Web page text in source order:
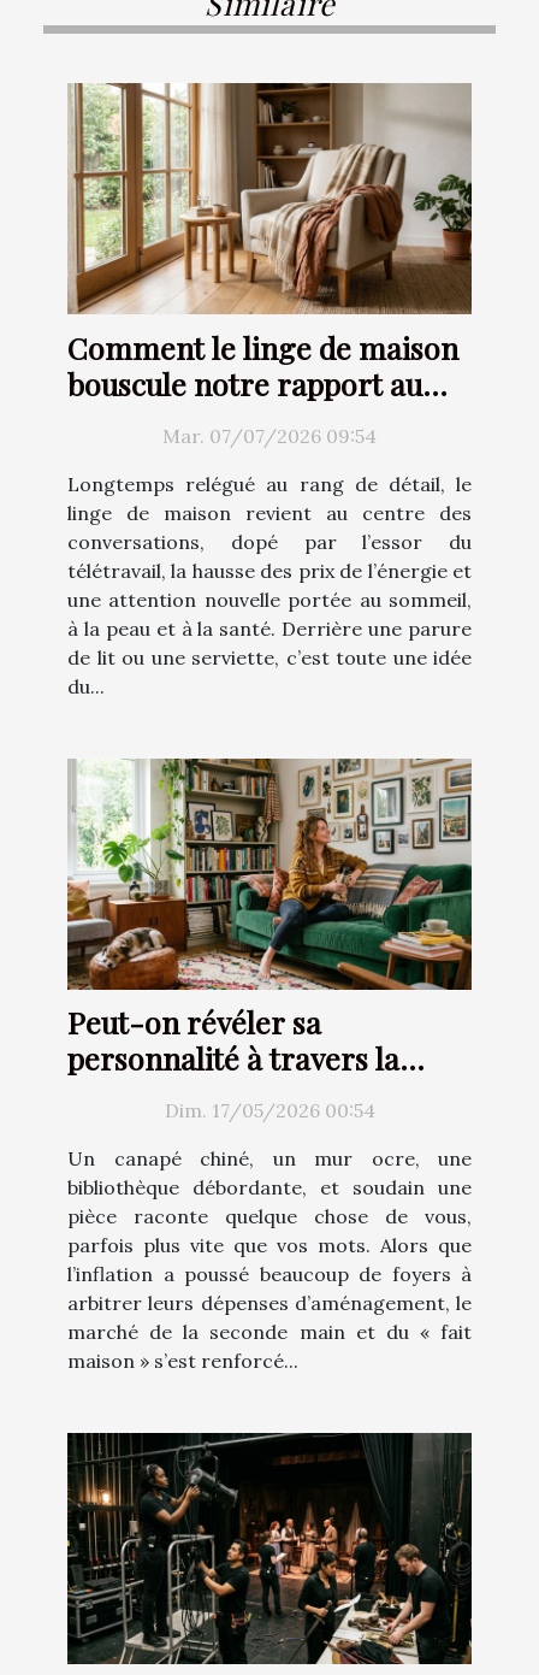
Comment le linge de maison
bouscule notre rapport au
confortMar. 07/07/2026 09:54
Longtemps relégué au rang de détail, le
linge de maison revient au centre des
conversations, dopé par l’essor du
télétravail, la hausse des prix de l’énergie et
une attention nouvelle portée au sommeil,
à la peau et à la santé. Derrière une parure
de lit ou une serviette, c’est toute une idée
du...
Peut-on révéler sa
personnalité à travers la
décoration d’intérieur ?
Dim. 17/05/2026 00:54
Un canapé chiné, un mur ocre, une
bibliothèque débordante, et soudain une
pièce raconte quelque chose de vous,
parfois plus vite que vos mots. Alors que
l’inflation a poussé beaucoup de foyers à
arbitrer leurs dépenses d’aménagement, le
marché de la seconde main et du « fait
maison » s’est renforcé...